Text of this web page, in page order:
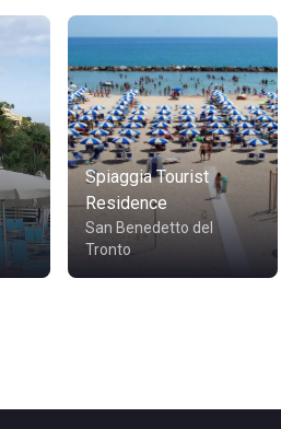
Spiaggia Tourist
Residence
San Benedetto del
Tronto